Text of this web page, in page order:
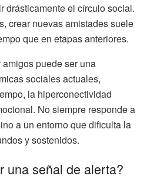
drásticamente el círculo social.
crear nuevas amistades suele
que en etapas anteriores.
puede ser una
sociales actuales,
la hiperconectividad
No siempre responde a
a un entorno que dificulta la
y sostenidos.
una señal de alerta?